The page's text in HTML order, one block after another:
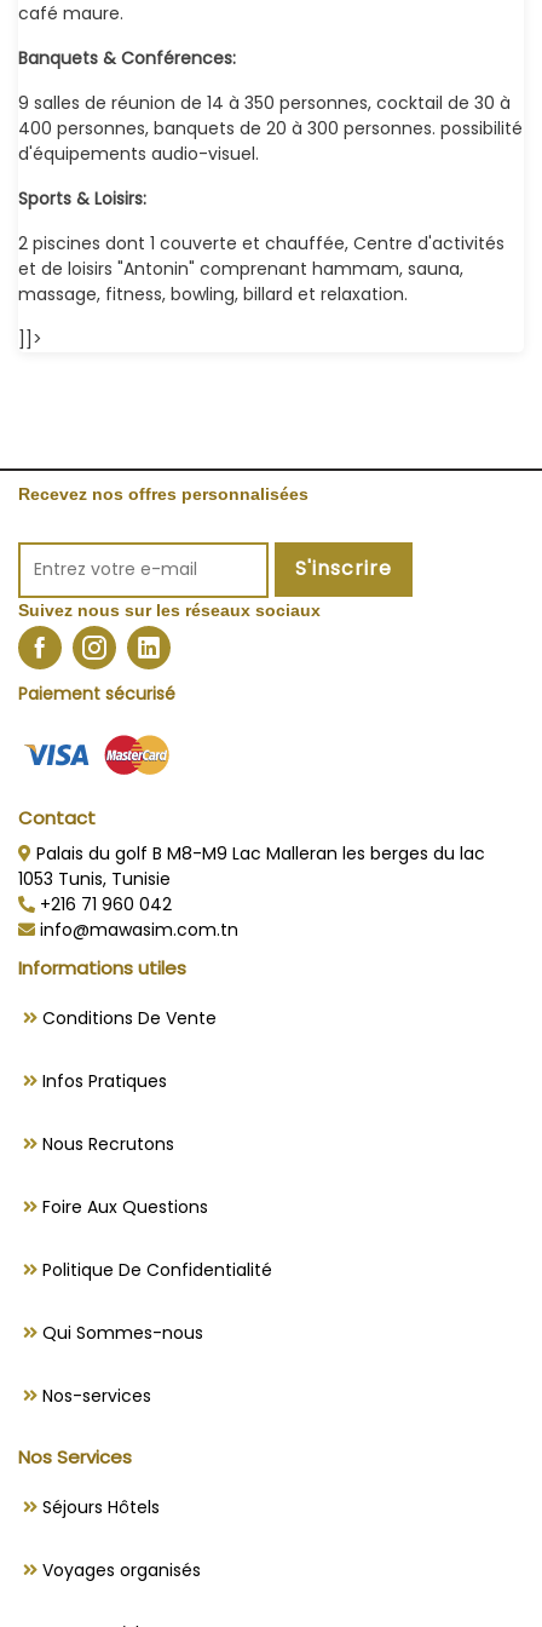
café maure.
Banquets & Conférences:
9 salles de réunion de 14 à 350 personnes, cocktail de 30 à
400 personnes, banquets de 20 à 300 personnes. possibilité
d'équipements audio-visuel.
Sports & Loisirs:
2 piscines dont 1 couverte et chauffée, Centre d'activités
et de loisirs "Antonin" comprenant hammam, sauna,
massage, fitness, bowling, billard et relaxation.
]]>
Recevez nos offres personnalisées
S'inscrire
Suivez nous sur les réseaux sociaux
Paiement sécurisé
Contact
Palais du golf B M8-M9 Lac Malleran les berges du lac
1053 Tunis, Tunisie
+216 71 960 042
info@mawasim.com.tn
Informations utiles
Conditions De Vente
Infos Pratiques
Nous Recrutons
Foire Aux Questions
Politique De Confidentialité
Qui Sommes-nous
Nos-services
Nos Services
Séjours Hôtels
Voyages organisés